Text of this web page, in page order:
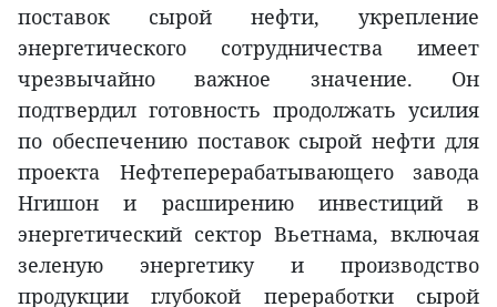
поставок сырой нефти, укрепление
энергетического сотрудничества имеет
чрезвычайно важное значение. Он
подтвердил готовность продолжать усилия
по обеспечению поставок сырой нефти для
проекта Нефтеперерабатывающего завода
Нгишон и расширению инвестиций в
энергетический сектор Вьетнама, включая
зеленую энергетику и производство
продукции глубокой переработки сырой